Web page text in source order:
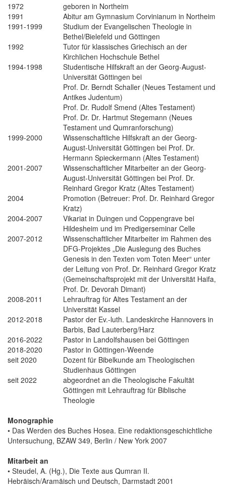
1972
geboren in Northeim
1991
Abitur am Gymnasium Corvinianum in Northeim
1991-1999
Studium der Evangelischen Theologie in
Bethel/Bielefeld und Göttingen
1992
Tutor für klassisches Griechisch an der
Kirchlichen Hochschule Bethel
1994-1998
Studentische Hilfskraft an der Georg-August-
Universität Göttingen bei
Prof. Dr. Berndt Schaller (Neues Testament und
Antikes Judentum)
Prof. Dr. Rudolf Smend (Altes Testament)
Prof. Dr. Dr. Hartmut Stegemann (Neues
Testament und Qumranforschung)
1999-2000
Wissenschaftliche Hilfskraft an der Georg-
August-Universität Göttingen bei Prof. Dr.
Hermann Spieckermann (Altes Testament)
2001-2007
Wissenschaftlicher Mitarbeiter an der Georg-
August-Universität Göttingen bei Prof. Dr.
Reinhard Gregor Kratz (Altes Testament)
2004
Promotion (Betreuer: Prof. Dr. Reinhard Gregor
Kratz)
2004-2007
Vikariat in Duingen und Coppengrave bei
Hildesheim und im Predigerseminar Celle
2007-2012
Wissenschaftlicher Mitarbeiter im Rahmen des
DFG-Projektes „Die Auslegung des Buches
Genesis in den Texten vom Toten Meer“ unter
der Leitung von Prof. Dr. Reinhard Gregor Kratz
(Gemeinschaftsprojekt mit der Universität Haifa,
Prof. Dr. Devorah Dimant)
2008-2011
Lehrauftrag für Altes Testament an der
Universität Kassel
2012-2018
Pastor der Ev.-luth. Landeskirche Hannovers in
Barbis, Bad Lauterberg/Harz
2016-2022
Pastor in Landolfshausen bei Göttingen
2018-2020
Pastor in Göttingen-Weende
seit 2020
Dozent für Bibelkunde am Theologischen
Studienhaus Göttingen
seit 2022
abgeordnet an die Theologische Fakultät
Göttingen mit Lehrauftrag für Biblische
Theologie
Monographie
• Das Werden des Buches Hosea. Eine redaktionsgeschichtliche
Untersuchung, BZAW 349, Berlin / New York 2007
Mitarbeit an
• Steudel, A. (Hg.), Die Texte aus Qumran II.
Hebräisch/Aramäisch und Deutsch, Darmstadt 2001